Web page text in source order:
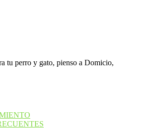
tu perro y gato, pienso a Domicio,